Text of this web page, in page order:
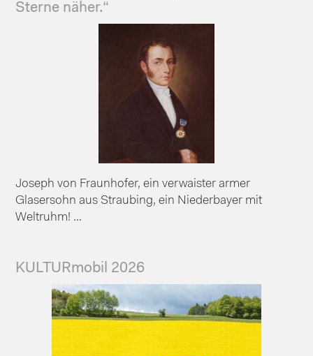
Sterne näher.“
Joseph von Fraunhofer, ein verwaister armer
Glasersohn aus Straubing, ein Niederbayer mit
Weltruhm! ...
KULTURmobil 2026